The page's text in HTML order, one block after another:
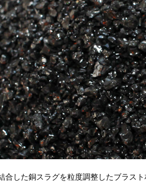
した銅スラグを粒度調整したブラス